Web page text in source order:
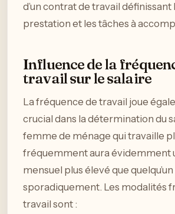
d’un contrat de travail définissant
prestation et les tâches à
Influence de la
travail sur le salaire
La fréquence de travail joue
crucial dans la détermination du
femme de ménage qui travaille
fréquemment aura évidemment
mensuel plus élevé que
sporadiquement. Les modalités
travail sont :